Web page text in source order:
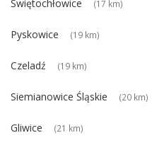
Świętochłowice (17 km)
Pyskowice (19 km)
Czeladź (19 km)
Siemianowice Śląskie (20 km)
Gliwice (21 km)